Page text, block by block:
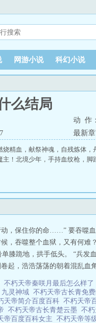
网游小说 科幻小说
么结局
动 作：
最新章
精血，献祭神魂，自残炼体
！北境少年，手持血纹枪，
，保住你的命……” 要吞噬
，吞噬整个血狱，又有何
膝跪地，拱手低头。 “兵
起，浩浩荡荡的朝着混乱血
不朽天帝秦咲月最后怎么样了
九灵神域 不朽天帝古长青免
天帝简介百度百科 不朽天帝
不朽天帝古长青楚云墨 不
帝百度百科女主 不朽天帝等